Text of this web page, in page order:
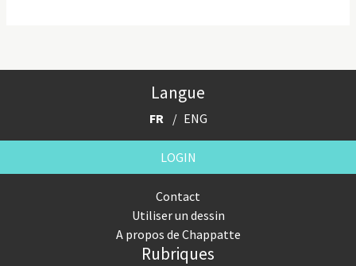
Langue
FR ENG
LOGIN
Contact
Utiliser un dessin
A propos de Chappatte
Rubriques